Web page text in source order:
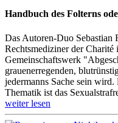
Handbuch des Folterns
Das Autoren-Duo Sebastian
Rechtsmediziner der
Gemeinschaftswerk
grauenerregenden,
jedermanns Sache sein
Thematik ist das
weiter lesen